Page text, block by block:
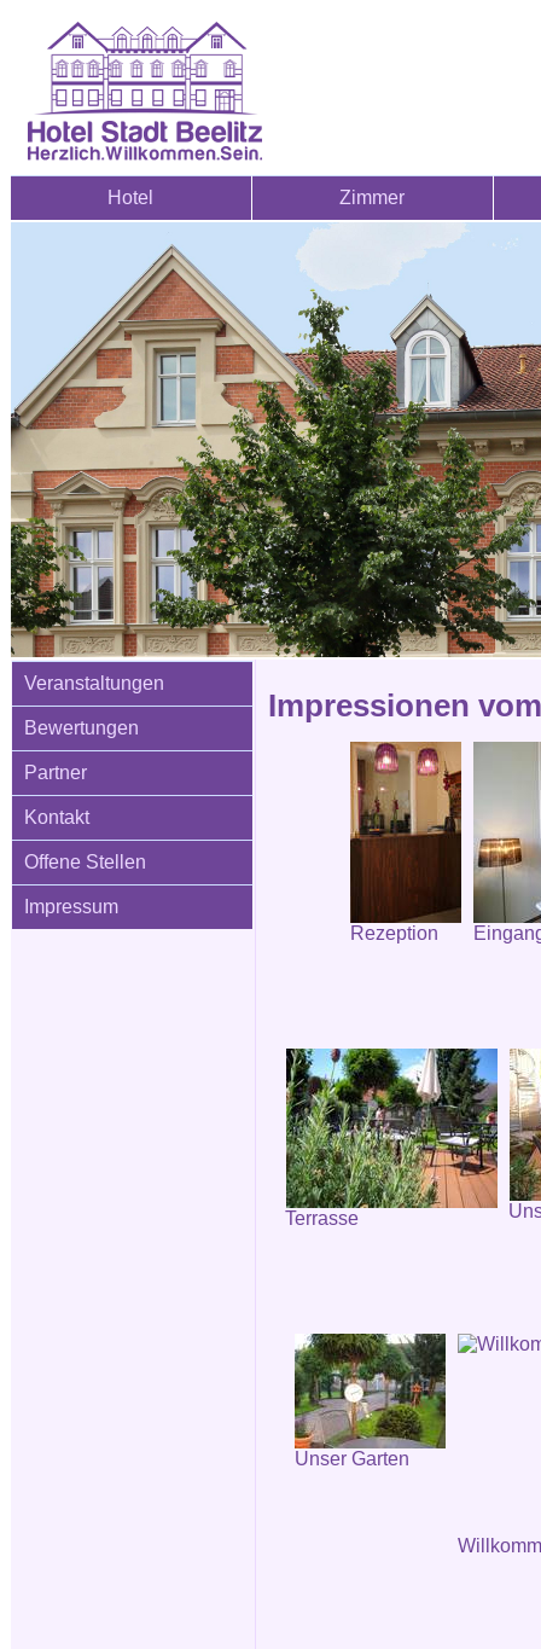
Hotel Zimmer
Veranstaltungen
Bewertungen
Partner
Kontakt
Offene Stellen
Impressum
Impressionen
Rezeption
Terrasse
Unser Garten